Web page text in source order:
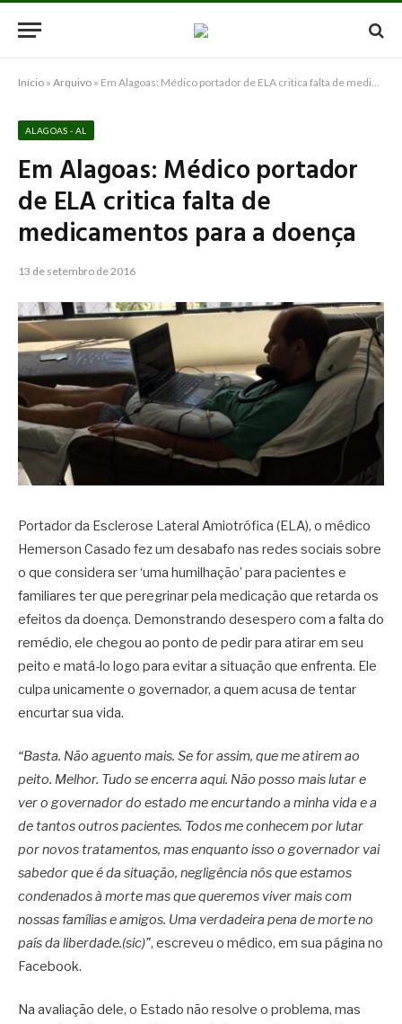
Início » Arquivo » Em Alagoas: Médico portador de ELA critica falta de medicamentos para a doença
ALAGOAS - AL
Em Alagoas: Médico portador
de ELA critica falta de
medicamentos para a doença
13 de setembro de 2016
Portador da Esclerose Lateral Amiotrófica (ELA), o médico
Hemerson Casado fez um desabafo nas redes sociais sobre
o que considera ser ‘uma humilhação’ para pacientes e
familiares ter que peregrinar pela medicação que retarda os
efeitos da doença. Demonstrando desespero com a falta do
remédio, ele chegou ao ponto de pedir para atirar em seu
peito e matá-lo logo para evitar a situação que enfrenta. Ele
culpa unicamente o governador, a quem acusa de tentar
encurtar sua vida.
“Basta. Não aguento mais. Se for assim, que me atirem ao
peito. Melhor. Tudo se encerra aqui. Não posso mais lutar e
ver o governador do estado me encurtando a minha vida e a
de tantos outros pacientes. Todos me conhecem por lutar
por novos tratamentos, mas enquanto isso o governador vai
sabedor que é da situação, negligência nós que estamos
condenados à morte mas que queremos viver mais com
nossas famílias e amigos. Uma verdadeira pena de morte no
país da liberdade.(sic)”, escreveu o médico, em sua página no
Facebook.
Na avaliação dele, o Estado não resolve o problema, mas